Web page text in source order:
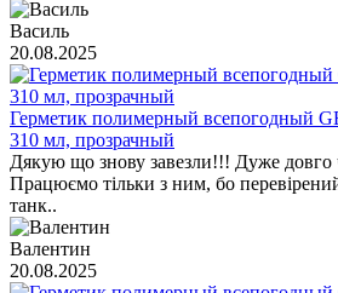
Василь
20.08.2025
Герметик полимерный всепогодный
310 мл, прозрачный
Дякую що знову завезли!!! Дуже довго
Працюємо тільки з ним, бо
танк..
Валентин
20.08.2025